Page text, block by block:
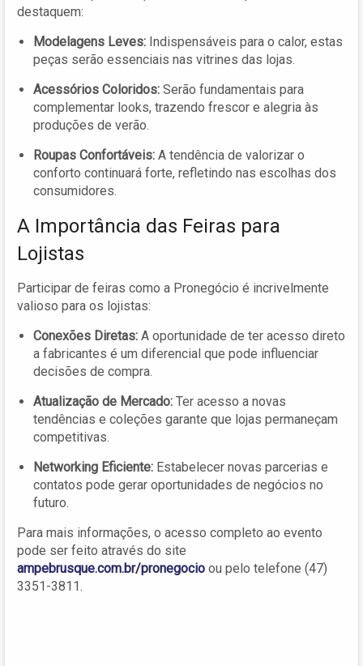
destaquem:
Modelagens Leves: Indispensáveis para o calor, estas
peças serão essenciais nas vitrines das lojas.
Acessórios Coloridos: Serão fundamentais para
complementar looks, trazendo frescor e alegria às
produções de verão.
Roupas Confortáveis: A tendência de valorizar o
conforto continuará forte, refletindo nas escolhas dos
consumidores.
A Importância das Feiras para
Lojistas
Participar de feiras como a Pronegócio é incrivelmente
valioso para os lojistas:
Conexões Diretas: A oportunidade de ter acesso direto
a fabricantes é um diferencial que pode influenciar
decisões de compra.
Atualização de Mercado: Ter acesso a novas
tendências e coleções garante que lojas permaneçam
competitivas.
Networking Eficiente: Estabelecer novas parcerias e
contatos pode gerar oportunidades de negócios no
futuro.
Para mais informações, o acesso completo ao evento
pode ser feito através do site
ampebrusque.com.br/pronegocio ou pelo telefone (47)
3351-3811.